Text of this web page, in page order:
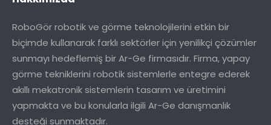
RoboGör robotik ve görme teknolojilerini etkin bir
biçimde kullanarak farklı sektörler için yenilikçi çözümler
sunmayı hedeflemiş bir Ar-Ge firmasıdır. Firma, yapay
görme tekniklerini robotik sistemlerle entegre ederek
akıllı mekatronik sistemlerin tasarım ve üretimini
yapmakta ve bu konularla ilgili Ar-Ge danışmanlık
desteği sunmaktadır.